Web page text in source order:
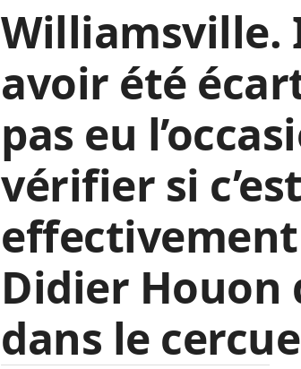
Williamsville.
avoir été
pas eu
vérifier si c’est
Didier Houon
dans le